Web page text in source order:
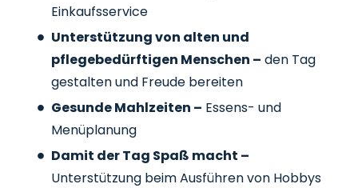
Einkaufsservice
Unterstützung von alten und
pflegebedürftigen Menschen – den Tag
gestalten und Freude bereiten
Gesunde Mahlzeiten – Essens- und
Menüplanung
Damit der Tag Spaß macht –
Unterstützung beim Ausführen von Hobbys